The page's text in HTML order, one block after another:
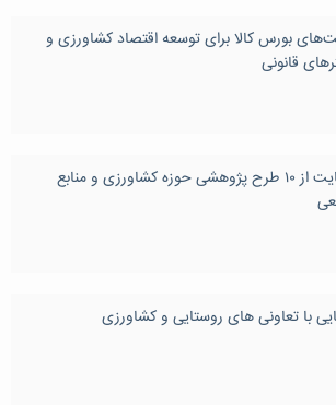
بورس کالا برای توسعه اقتصاد کشاورزی و
قانونی
حمایت از ۱۰ طرح پژوهشی حوزه کشاورزی و منابع
با تعاونی های روستایی و کشاورزی